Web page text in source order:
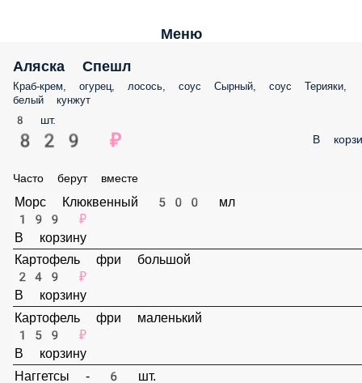
Меню
Аляска Спешл
Краб-крем, огурец, лосось, соус Сырный, соус Терияки, белый
8 шт.
829 ₽
Морс Клюквенный 500 мл
199 ₽
В корзину
Картофель фри большой
249 ₽
В корзину
Картофель фри маленький
159 ₽
В корзину